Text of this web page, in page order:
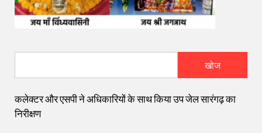
खोज
कलेक्टर और एसपी ने अधिकारियों के साथ किया उप जेल सारंगढ़ का
निरीक्षण